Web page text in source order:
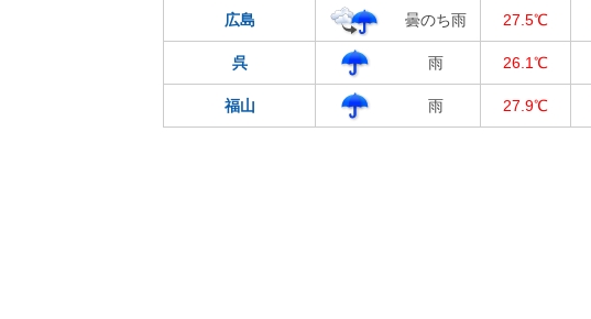
広島 曇のち雨 27.5℃
呉 雨 26.1℃
福山 雨 27.9℃